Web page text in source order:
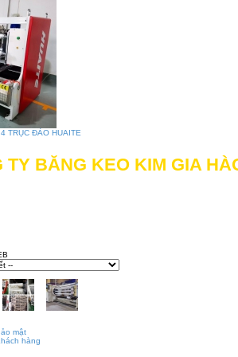
TRỤC ĐẢO HUAITE
TY BĂNG KEO KIM GIA
mật
hàng